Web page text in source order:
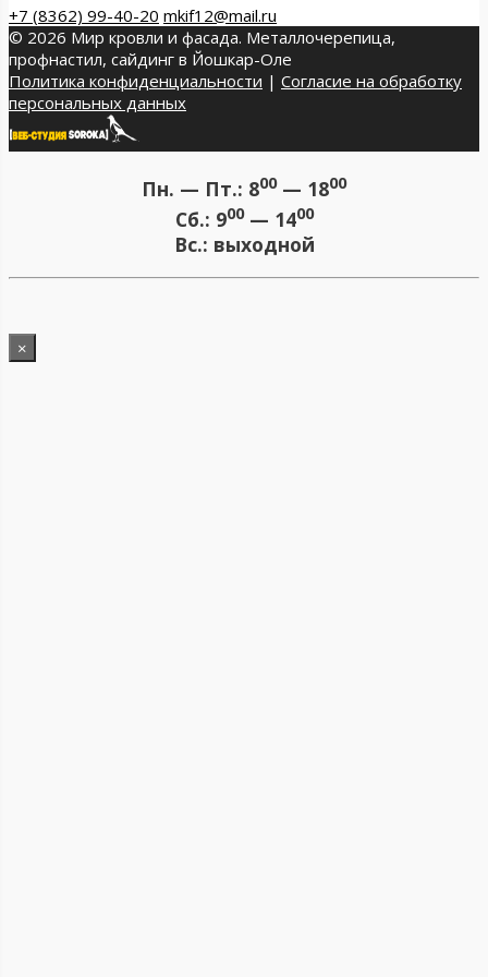
+7 (8362) 99-40-20 mkif12@mail.ru
© 2026 Мир кровли и фасада. Металлочерепица,
профнастил, сайдинг в Йошкар-Оле
Политика конфиденциальности | Согласие на обработку
персональных данных
Пн. — Пт.: 800— 1800
Сб.: 900— 1400
Вс.: выходной
×